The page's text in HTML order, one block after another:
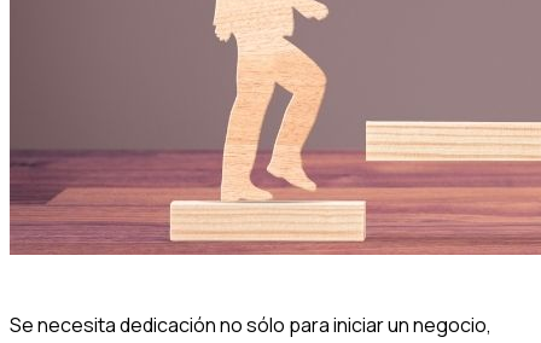
Se necesita dedicación no sólo para iniciar un negocio,